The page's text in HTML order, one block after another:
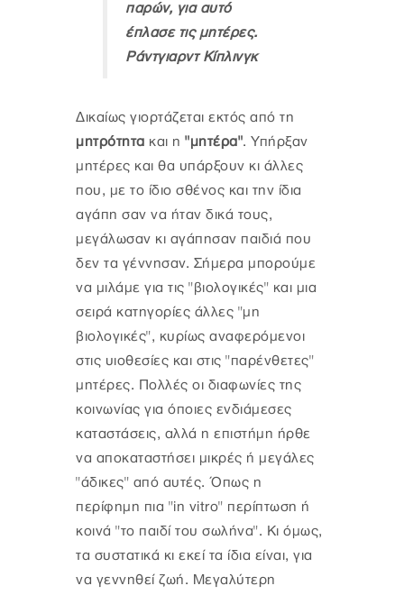
παρών, για αυτό
έπλασε τις μητέρες.
Ράντγιαρντ Κίπλινγκ
Δικαίως γιορτάζεται εκτός από τη
μητρότητα και η "μητέρα". Υπήρξαν
μητέρες και θα υπάρξουν κι άλλες
που, με το ίδιο σθένος και την ίδια
αγάπη σαν να ήταν δικά τους,
μεγάλωσαν κι αγάπησαν παιδιά που
δεν τα γέννησαν. Σήμερα μπορούμε
να μιλάμε για τις "βιολογικές" και μια
σειρά κατηγορίες άλλες "μη
βιολογικές", κυρίως αναφερόμενοι
στις υιοθεσίες και στις "παρένθετες"
μητέρες. Πολλές οι διαφωνίες της
κοινωνίας για όποιες ενδιάμεσες
καταστάσεις, αλλά η επιστήμη ήρθε
να αποκαταστήσει μικρές ή μεγάλες
"άδικες" από αυτές. Όπως η
περίφημη πια "in vitro" περίπτωση ή
κοινά "το παιδί του σωλήνα". Κι όμως,
τα συστατικά κι εκεί τα ίδια είναι, για
να γεννηθεί ζωή. Μεγαλύτερη